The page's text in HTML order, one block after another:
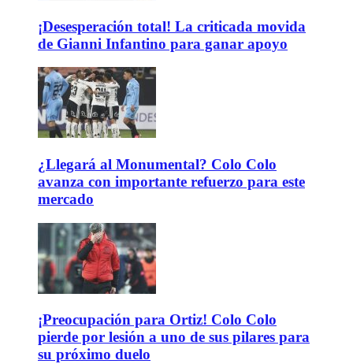
¡Desesperación total! La criticada movida
de Gianni Infantino para ganar apoyo
¿Llegará al Monumental? Colo Colo
avanza con importante refuerzo para este
mercado
¡Preocupación para Ortiz! Colo Colo
pierde por lesión a uno de sus pilares para
su próximo duelo